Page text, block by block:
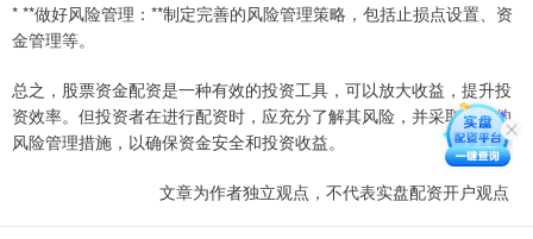
* **做好风险管理：**制定完善的风险管理策略，包括止损点设置、资
金管理等。
总之，股票资金配资是一种有效的投资工具，可以放大收益，提升投
资效率。但投资者在进行配资时，应充分了解其风险，并采取适当的
风险管理措施，以确保资金安全和投资收益。
文章为作者独立观点，不代表实盘配资开户观点